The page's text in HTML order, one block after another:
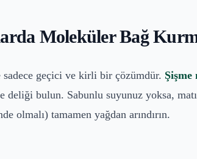
Moleküler Bağ
geçici ve kirli bir çözümdür. Şişme
deliği bulun. Sabunlu suyunuz yoksa,
olmalı) tamamen yağdan arındırın.